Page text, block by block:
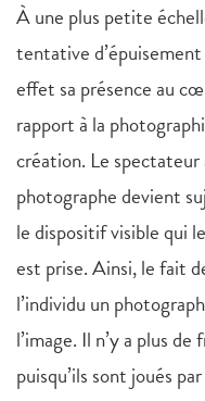
À une plus petite
tentative
effet sa présence au
rapport à la
création. Le
photographe devient
le dispositif visible qui
est prise. Ainsi, le fait
l’individu un
l’image. Il n’y a plus
puisqu’ils sont joués